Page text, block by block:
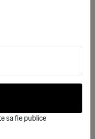
Rândul trei
crea un
de
pentru
sa fie publice